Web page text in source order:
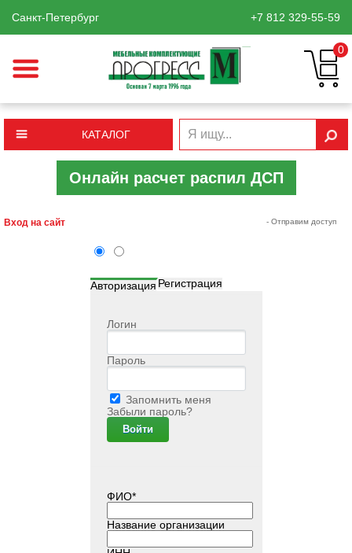
Санкт-Петербург +7 812 329-55-59
0
КАТАЛОГ
Онлайн расчет распил ДСП
Вход на сайт
Авторизация Регистрация
Логин
Пароль
Запомнить меня
Забыли пароль?
ФИО*
Название организации
- Отправим доступ